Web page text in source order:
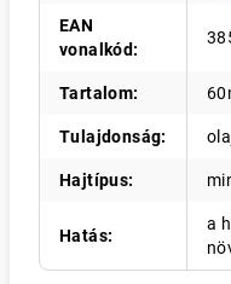
EAN
vonalkód:
Tartalom:
Tulajdonság:
Hajtípus:
Hatás:
a